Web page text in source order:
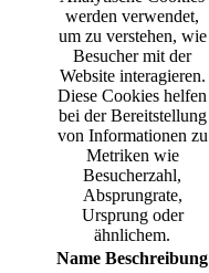
werden verwendet,
um zu verstehen, wie
Besucher mit der
Website interagieren.
Diese Cookies helfen
bei der Bereitstellung
von Informationen zu
Metriken wie
Besucherzahl,
Absprungrate,
Ursprung oder
ähnlichem.
Name Beschreibung